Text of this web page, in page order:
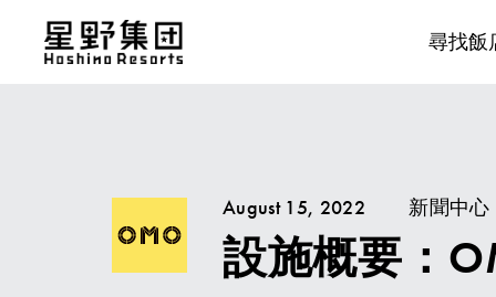
尋找飯
August 15, 2022 新聞中心
設施概要：